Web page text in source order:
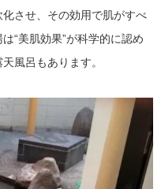
させ、その効用で肌がすべ
“美肌効果”が科学的に認め
風呂もあります。